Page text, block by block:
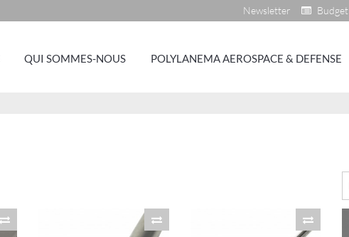
Budget
Newsletter
QUI SOMMES-NOUS POLYLANEMA AEROSPACE & DEFENSE